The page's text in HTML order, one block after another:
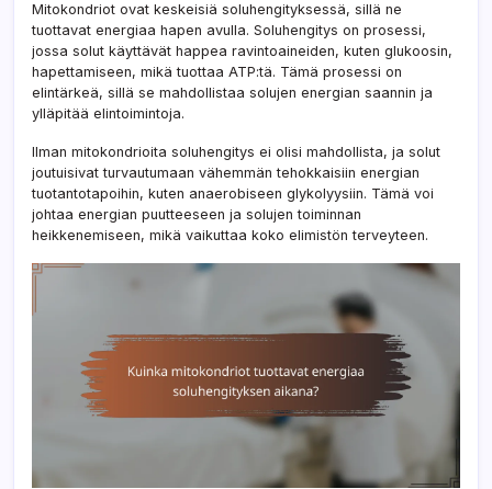
Mitokondriot ovat keskeisiä soluhengityksessä, sillä ne
tuottavat energiaa hapen avulla. Soluhengitys on prosessi,
jossa solut käyttävät happea ravintoaineiden, kuten glukoosin,
hapettamiseen, mikä tuottaa ATP:tä. Tämä prosessi on
elintärkeä, sillä se mahdollistaa solujen energian saannin ja
ylläpitää elintoimintoja.
Ilman mitokondrioita soluhengitys ei olisi mahdollista, ja solut
joutuisivat turvautumaan vähemmän tehokkaisiin energian
tuotantotapoihin, kuten anaerobiseen glykolyysiin. Tämä voi
johtaa energian puutteeseen ja solujen toiminnan
heikkenemiseen, mikä vaikuttaa koko elimistön terveyteen.